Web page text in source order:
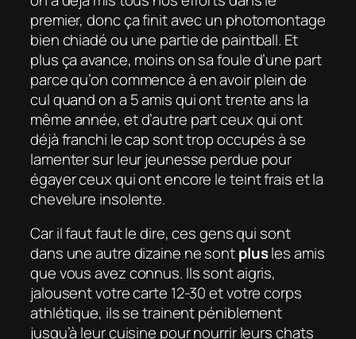
premier, donc ça finit avec un photomontage
bien chiadé ou une partie de paintball. Et
plus ça avance, moins on sa foule d’une part
parce qu’on commence à en avoir plein de
cul quand on a 5 amis qui ont trente ans la
même année, et d’autre part ceux qui ont
déjà franchi le cap sont trop occupés à se
lamenter sur leur jeunesse perdue pour
égayer ceux qui ont encore le teint frais et la
chevelure insolente.
Car il faut faut le dire, ces gens qui sont
dans une autre dizaine ne sontplusles amis
que vous avez connus. Ils sont aigris,
jalousent votre carte 12-30 et votre corps
athlétique, ils se trainent péniblement
jusqu’à leur cuisine pour nourrir leurs chats